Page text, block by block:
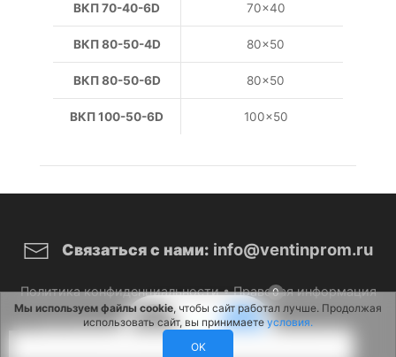
0
ВКП 70-40-6D 70×40
ВКП 80-50-4D 80×50
ВКП 80-50-6D 80×50
ВКП 100-50-6D 100×50
Связаться с нами: info@ventinprom.ru
Политика конфиденциальности•Правовая информация
© 2026 ВентИнПром. Все права защищены.
Мы используем файлы cookie, чтобы сайт работал лучше. Продолжая
использовать сайт, вы принимаете условия.
OK